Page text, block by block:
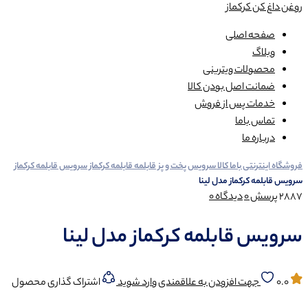
روغن داغ کن کرکماز
صفحه اصلی
وبلاگ
محصولات ویترینی
ضمانت اصل بودن کالا
خدمات پس از فروش
تماس باما
درباره ما
فروشگاه اینترنتی باما کالاسرویس پخت و پزقابلمهقابلمه کرکمازسرویس قابلمه کرکماز
سرویس قابلمه کرکماز مدل لینا
2887پرسش0دیدگاه0
سرویس قابلمه کرکماز مدل لینا
0.0 جهت افزودن به علاقمندی وارد شوید اشتراک گذاری محصول